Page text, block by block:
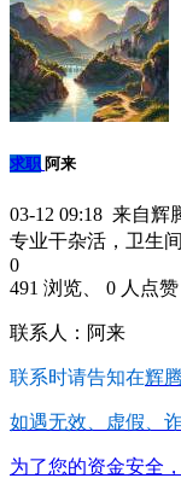
求职 阿来
03-12 09:18 来自辉
专业干杂活，卫生
0
491 浏览、 0 人点赞
联系人：阿来
联系时请告知在辉
如遇无效、虚假、
为了您的资金安全